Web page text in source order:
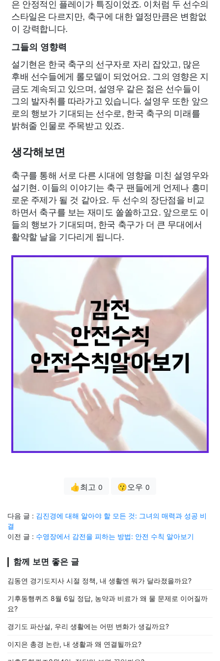
은 안정적인 플레이가 특징이었죠. 이처럼 두 선수의
스타일은 다르지만, 축구에 대한 열정만큼은 변함없
이 강력합니다.
그들의 영향력
설기현은 한국 축구의 선구자로 자리 잡았고, 많은
후배 선수들에게 롤모델이 되었어요. 그의 영향은 지
금도 계속되고 있으며, 설영우 같은 젊은 선수들이
그의 발자취를 따라가고 있습니다. 설영우 또한 앞으
로의 행보가 기대되는 선수로, 한국 축구의 미래를
밝혀줄 인물로 주목받고 있죠.
생각해보면
축구를 통해 서로 다른 시대에 영향을 미친 설영우와
설기현. 이들의 이야기는 축구 팬들에게 언제나 흥미
로운 주제가 될 것 같아요. 두 선수의 장단점을 비교
하면서 축구를 보는 재미도 쏠쏠하고요. 앞으로도 이
들의 행보가 기대되며, 한국 축구가 더 큰 무대에서
활약할 날을 기다리게 됩니다.
👍최고 0 😗오우 0
다음 글 : 김진경에 대해 알아야 할 모든 것: 그녀의 매력과 성공 비
결
이전 글 : 수영장에서 감전을 피하는 방법: 안전 수칙 알아보기
함께 보면 좋은 글
김동연 경기도지사 시절 정책, 내 생활엔 뭐가 달라졌을까요?
기후동행퀴즈 8월 6일 정답, 농약과 비료가 왜 물 문제로 이어질까
요?
경기도 파산설, 우리 생활에는 어떤 변화가 생길까요?
이지은 총경 논란, 내 생활과 왜 연결될까요?